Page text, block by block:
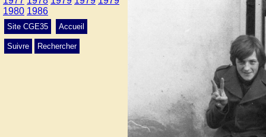
1980 1986
Site CGE35 Accueil
Suivre Rechercher